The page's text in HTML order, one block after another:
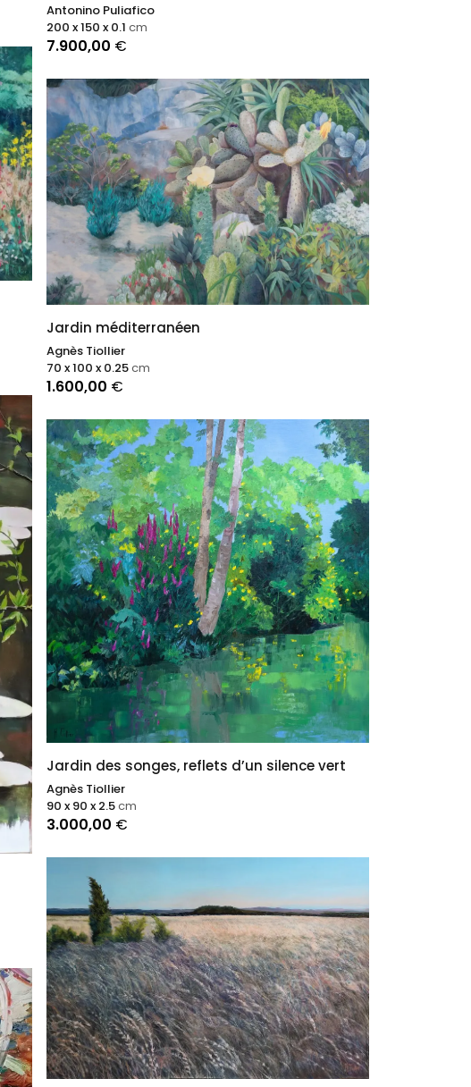
Antonino Puliafico
7.900,00 €
200 x 150 x 0.1 cm
Jardin méditerranéen
Agnès Tiollier
1.600,00 €
70 x 100 x 0.25cm
Jardin des songes, reflets d’un silence vert
Agnès Tiollier
3.000,00 €
90 x 90 x 2.5cm